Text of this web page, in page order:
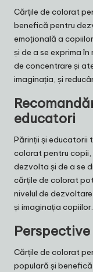
Cărțile de colorat
benefică pentru
emoțională a
și de a se exprima
de concentrare și
imaginația, și
educatori
Părinții și educatorii
colorat pentru
dezvolta și de a se
cărțile de colorat
nivelul de
și imaginația copiilor.
Cărțile de colorat
populară și